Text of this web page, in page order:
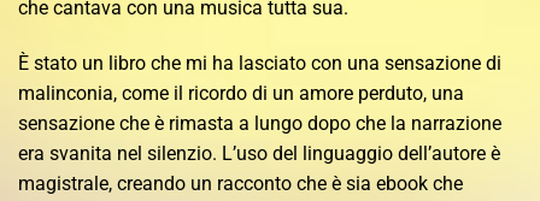
che cantava con una musica tutta sua.
È stato un libro che mi ha lasciato con una sensazione di
malinconia, come il ricordo di un amore perduto, una
sensazione che è rimasta a lungo dopo che la narrazione
era svanita nel silenzio. L’uso del linguaggio dell’autore è
magistrale, creando un racconto che è sia ebook che